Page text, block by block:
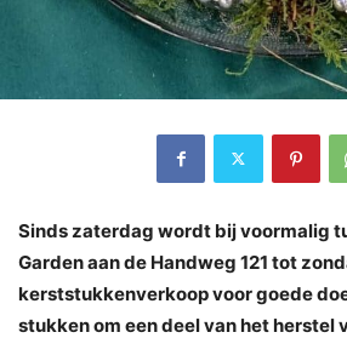
Sinds zaterdag wordt bij voormalig
Garden aan de Handweg 121 tot
kerststukkenverkoop voor goede
stukken om een deel van het herstel